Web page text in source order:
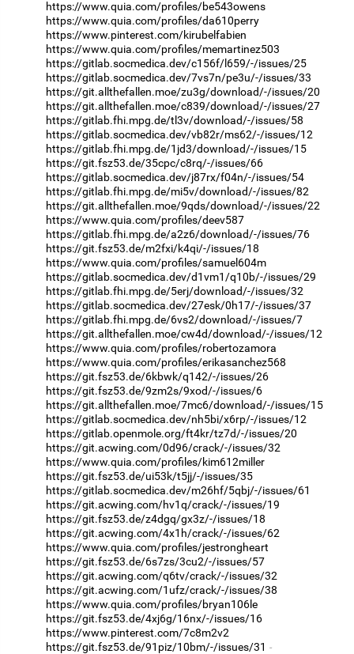
https://www.quia.com/profiles/be543owens
https://www.quia.com/profiles/da610perry
https://www.pinterest.com/kirubelfabien
https://www.quia.com/profiles/memartinez503
https://gitlab.socmedica.dev/c156f/l659/-/issues/25
https://gitlab.socmedica.dev/7vs7n/pe3u/-/issues/33
https://git.allthefallen.moe/zu3g/download/-/issues/20
https://git.allthefallen.moe/c839/download/-/issues/27
https://gitlab.fhi.mpg.de/tl3v/download/-/issues/58
https://gitlab.socmedica.dev/vb82r/ms62/-/issues/12
https://gitlab.fhi.mpg.de/1jd3/download/-/issues/15
https://git.fsz53.de/35cpc/c8rq/-/issues/66
https://gitlab.socmedica.dev/j87rx/f04n/-/issues/54
https://gitlab.fhi.mpg.de/mi5v/download/-/issues/82
https://git.allthefallen.moe/9qds/download/-/issues/22
https://www.quia.com/profiles/deev587
https://gitlab.fhi.mpg.de/a2z6/download/-/issues/76
https://git.fsz53.de/m2fxi/k4qi/-/issues/18
https://www.quia.com/profiles/samuel604m
https://gitlab.socmedica.dev/d1vm1/q10b/-/issues/29
https://gitlab.fhi.mpg.de/5erj/download/-/issues/32
https://gitlab.socmedica.dev/27esk/0h17/-/issues/37
https://gitlab.fhi.mpg.de/6vs2/download/-/issues/7
https://git.allthefallen.moe/cw4d/download/-/issues/12
https://www.quia.com/profiles/robertozamora
https://www.quia.com/profiles/erikasanchez568
https://git.fsz53.de/6kbwk/q142/-/issues/26
https://git.fsz53.de/9zm2s/9xod/-/issues/6
https://git.allthefallen.moe/7mc6/download/-/issues/15
https://gitlab.socmedica.dev/nh5bi/x6rp/-/issues/12
https://gitlab.openmole.org/ft4kr/tz7d/-/issues/20
https://git.acwing.com/0d96/crack/-/issues/32
https://www.quia.com/profiles/kim612miller
https://git.fsz53.de/ui53k/t5jj/-/issues/35
https://gitlab.socmedica.dev/m26hf/5qbj/-/issues/61
https://git.acwing.com/hv1q/crack/-/issues/19
https://git.fsz53.de/z4dgq/gx3z/-/issues/18
https://git.acwing.com/4x1h/crack/-/issues/62
https://www.quia.com/profiles/jestrongheart
https://git.fsz53.de/6s7zs/3cu2/-/issues/57
https://git.acwing.com/q6tv/crack/-/issues/32
https://git.acwing.com/1ufz/crack/-/issues/38
https://www.quia.com/profiles/bryan106le
https://git.fsz53.de/4xj6g/16nx/-/issues/16
https://www.pinterest.com/7c8m2v2
https://git.fsz53.de/91piz/10bm/-/issues/31